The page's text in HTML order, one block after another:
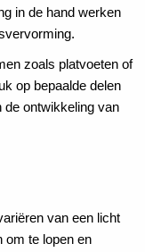
in de hand werken
zoals platvoeten of
op bepaalde delen
de ontwikkeling van
van een licht
om te lopen en